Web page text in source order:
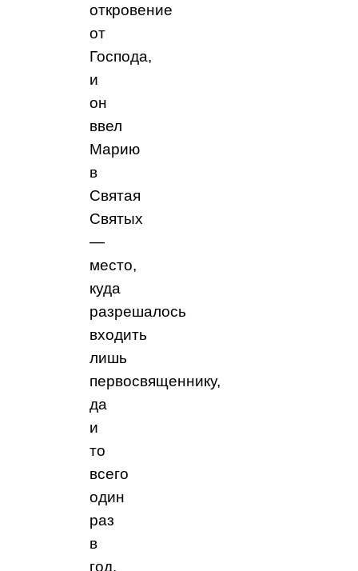
откровение
от
Господа,
и
он
ввел
Марию
в
Святая
Святых
—
место,
куда
разрешалось
входить
лишь
первосвященнику,
да
и
то
всего
один
раз
в
год.